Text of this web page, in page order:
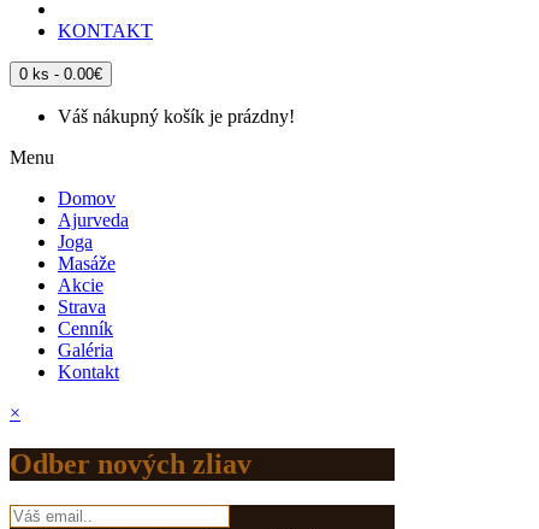
KONTAKT
0 ks - 0.00€
Váš nákupný košík je prázdny!
Menu
Domov
Ajurveda
Joga
Masáže
Akcie
Strava
Cenník
Galéria
Kontakt
×
Odber nových zliav